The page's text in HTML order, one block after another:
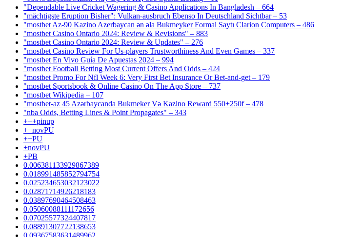
"Dependable Live Cricket Wagering & Casino Applications In Bangladesh – 664
"mächtigste Eruption Bisher": Vulkan-ausbruch Ebenso In Deutschland Sichtbar – 53
"mostbet Az-90 Kazino Azerbaycan ən əla Bukmeyker Formal Saytı Clarion Computers – 486
"mostbet Casino Ontario 2024: Review & Revisions" – 883
"mostbet Casino Ontario 2024: Review & Updates" – 276
"mostbet Casino Review For Us-players Trustworthiness And Even Games – 337
"mostbet En Vivo Guía De Apuestas 2024 – 994
"mostbet Football Betting Most Current Offers And Odds – 424
"mostbet Promo For Nfl Week 6: Very First Bet Insurance Or Bet-and-get – 179
"‎mostbet Sportsbook & Online Casino On The App Store – 737
"mostbet Wikipedia – 107
"mostbet-az 45 Azərbaycanda Bukmeker Və Kazino Reward 550+250f – 478
"nba Odds, Betting Lines & Point Propagates" – 343
+++pinup
++novPU
++PU
+novPU
+PB
0.006381133929867389
0.018991485852794754
0.025234653032123022
0.02871714926218183
0.03897690464508463
0.05060088111172656
0.07025577324407817
0.08891307722138653